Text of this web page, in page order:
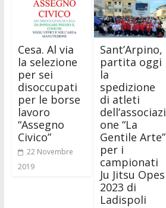
Cesa. Al via
la selezione
per sei
disoccupati
per le borse
lavoro
“Assegno
Civico”
22 Novembre
2019
Sant’Arpino,
partita oggi
la
spedizione
di atleti
dell’associazi
one “La
Gentile Arte”
per i
campionati
Ju Jitsu Opes
2023 di
Ladispoli